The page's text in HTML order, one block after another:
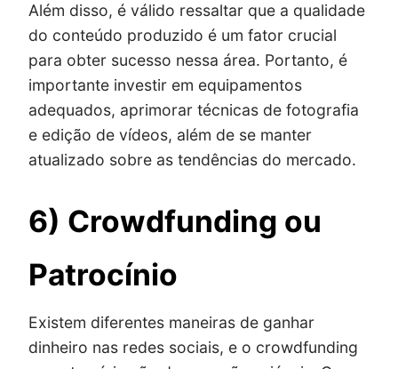
Além disso, é válido ressaltar que a qualidade
do conteúdo produzido é um fator crucial
para obter sucesso nessa área. Portanto, é
importante investir em equipamentos
adequados, aprimorar técnicas de fotografia
e edição de vídeos, além de se manter
atualizado sobre as tendências do mercado.
6) Crowdfunding ou
Patrocínio
Existem diferentes maneiras de ganhar
dinheiro nas redes sociais, e o crowdfunding